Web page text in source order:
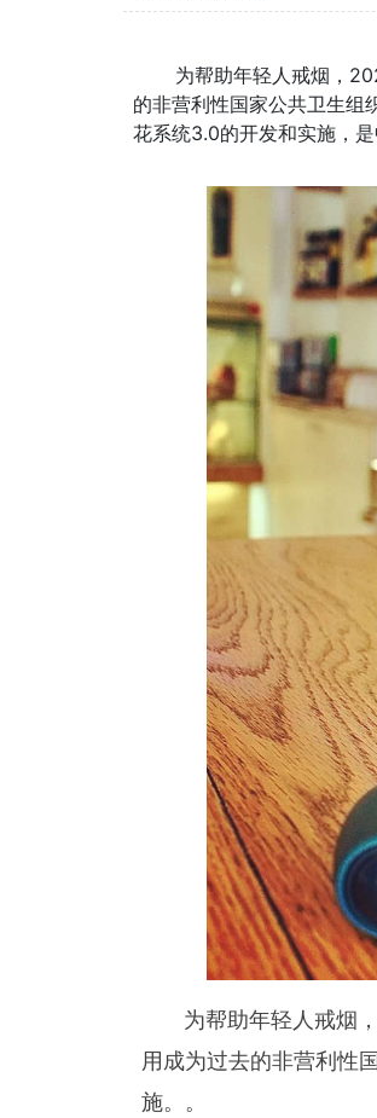
为帮助年轻人戒烟，
的非营利性国家公共卫生组
花系统3.0的开发和实施，是
为帮助年轻人戒烟
用成为过去的非营利性
施。。